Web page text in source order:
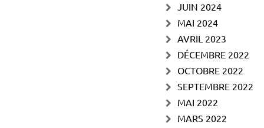
JUIN 2024
MAI 2024
AVRIL 2023
DÉCEMBRE 2022
OCTOBRE 2022
SEPTEMBRE 2022
MAI 2022
MARS 2022